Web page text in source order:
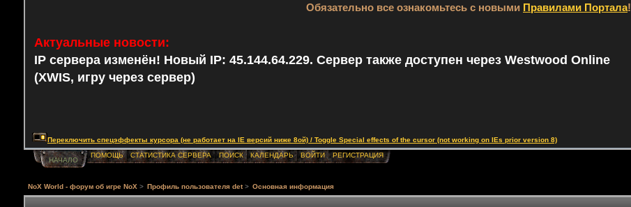
Обязательно все ознакомьтесь с новыми Правилами Портала!
Актуальные новости:
IP сервера изменён! Новый IP: 45.144.64.229. Сервер также доступен через Westwood Online
(XWIS, игру через сервер)
Переключить спецэффекты курсора (не работает на IE версий ниже 8ой) / Toggle Special effects of the cursor (not working on IEs prior version 8)
НАЧАЛО
ПОМОЩЬ СТАТИСТИКА СЕРВЕРА ПОИСК КАЛЕНДАРЬ ВОЙТИ РЕГИСТРАЦИЯ
NoX World - форум об игре NoX > Профиль пользователя det> Основная информация